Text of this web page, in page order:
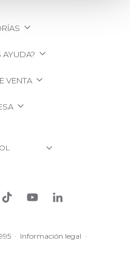
AYUDA?
VENTA
· Información legal ·